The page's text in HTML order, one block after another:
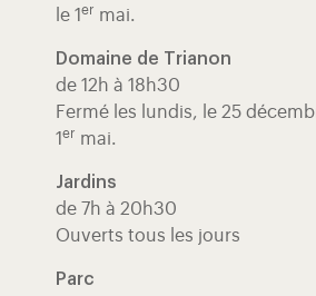
le 1 er mai.
Domaine de Trianon
de 12h à 18h30
Fermé les lundis, le 25
1 er mai.
Jardins
de 7h à 20h30
Ouverts tous les jours
Parc